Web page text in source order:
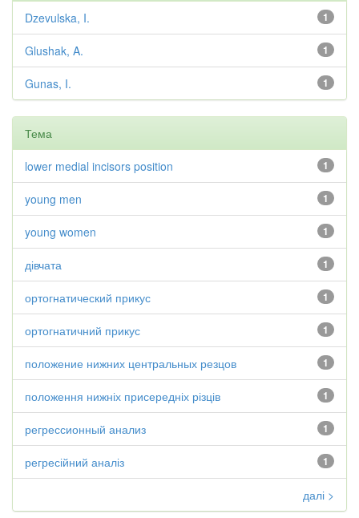
1
Dzevulska, I.
1
Glushak, A.
1
Gunas, I.
Тема
1
lower medial incisors position
1
young men
1
young women
1
дівчата
1
ортогнатический прикус
1
ортогнатичний прикус
1
положение нижних центральных резцов
1
положення нижніх присередніх різців
1
регрессионный анализ
1
регресійний аналіз
далі >